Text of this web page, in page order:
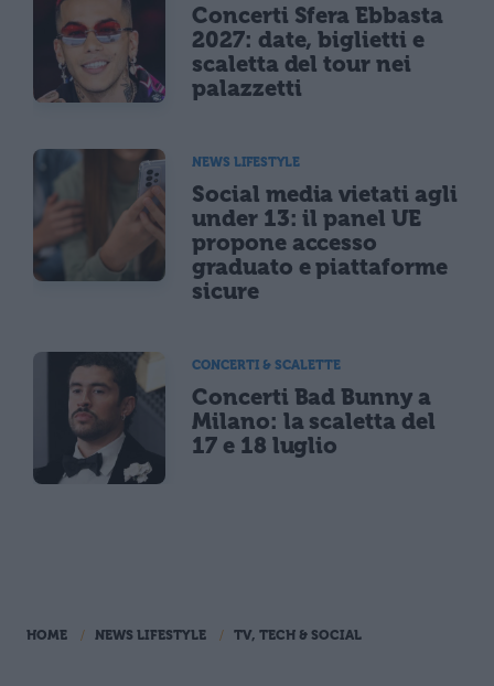
Concerti Sfera Ebbasta
2027: date, biglietti e
scaletta del tour nei
palazzetti
NEWS LIFESTYLE
Social media vietati agli
under 13: il panel UE
propone accesso
graduato e piattaforme
sicure
CONCERTI & SCALETTE
Concerti Bad Bunny a
Milano: la scaletta del
17 e 18 luglio
HOME NEWS LIFESTYLE TV, TECH & SOCIAL